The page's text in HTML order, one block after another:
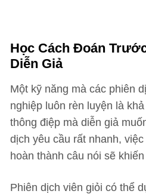
Học Cách Đoán
Diễn Giả
Một kỹ năng mà các phiên
nghiệp luôn rèn luyện là
thông điệp mà diễn giả
dịch yêu cầu rất nhanh,
hoàn thành câu nói sẽ
Phiên dịch viên giỏi có thể